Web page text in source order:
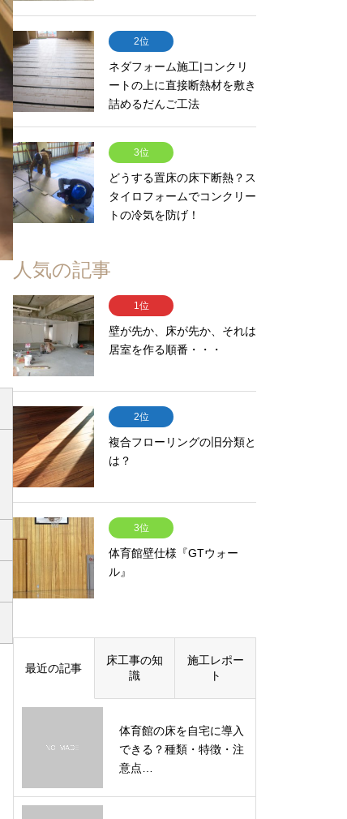
2位
ネダフォーム施工|コンクリ
ートの上に直接断熱材を敷き
詰めるだんご工法
3位
どうする置床の床下断熱？ス
タイロフォームでコンクリー
トの冷気を防げ！
人気の記事
1位
壁が先か、床が先か、それは
居室を作る順番・・・
2位
複合フローリングの旧分類と
は？
3位
体育館壁仕様『GTウォー
ル』
最近の記事
床工事の知
識
施工レポー
ト
体育館の床を自宅に導入
できる？種類・特徴・注
意点…